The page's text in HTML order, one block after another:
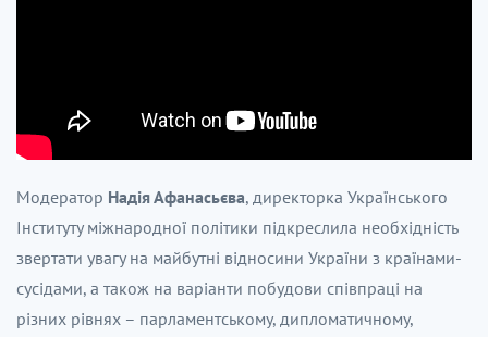
Модератор Надія Афанасьєва, директорка Українського
Інституту міжнародної політики підкреслила необхідність
звертати увагу на майбутні відносини України з країнами-
сусідами, а також на варіанти побудови співпраці на
різних рівнях – парламентському, дипломатичному,